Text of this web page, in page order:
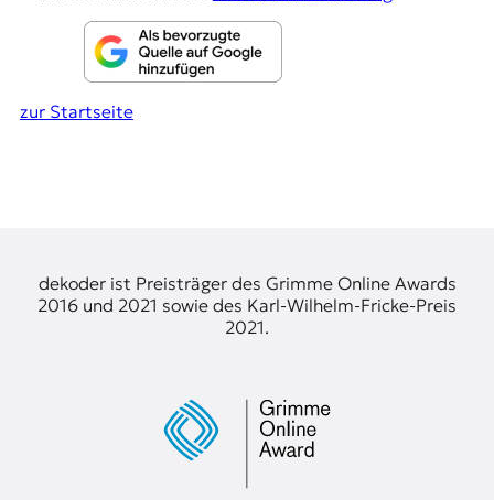
zur Startseite
dekoder ist Preisträger des Grimme Online Awards
2016 und 2021 sowie des Karl-Wilhelm-Fricke-Preis
2021.